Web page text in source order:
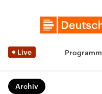
Live Programm
Archiv